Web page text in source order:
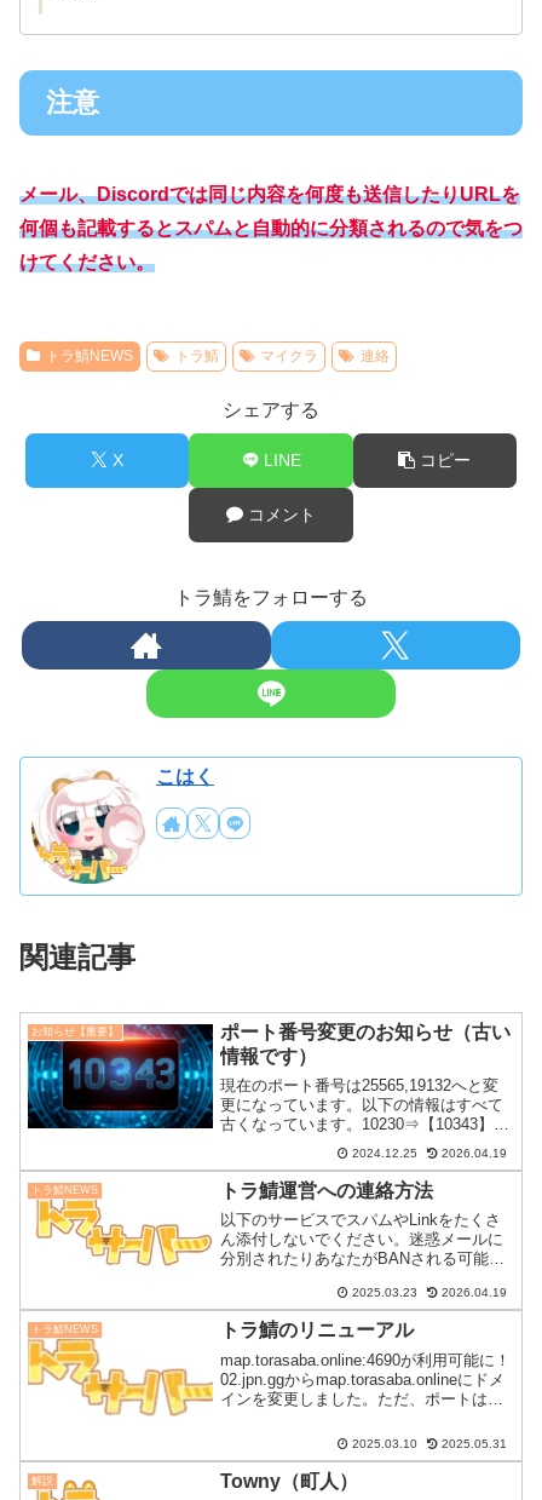
注意
メール、Discordでは同じ内容を何度も送信したりURLを
何個も記載するとスパムと自動的に分類されるので気をつ
けてください。
トラ鯖NEWS トラ鯖 マイクラ 連絡
シェアする
X LINE コピー
コメント
トラ鯖をフォローする
こはく
関連記事
お知らせ【重要】
ポート番号変更のお知らせ（古い
情報です）
現在のポート番号は25565,19132へと変
更になっています。以下の情報はすべて
古くなっています。10230⇒【10343】に
新しく（情報が古いです）今回、ポート
番号がすべて共通で10343になりました
のでこれから入られる方、今までも入
っ...
2024.12.25 2026.04.19
トラ鯖NEWS トラ鯖運営への連絡方法
以下のサービスでスパムやLinkをたくさ
ん添付しないでください。迷惑メールに
分別されたりあなたがBANされる可能性
ポートサーバー上の2つが、公式サーバー
です。基本メインサーバーでお問い合わ
せをする...
2025.03.23 2026.04.19
トラ鯖NEWS トラ鯖のリニューアル
map.torasaba.online:4690が利用可能に！
02.jpn.ggからmap.torasaba.onlineにドメ
インを変更しました。ただ、ポートは変
修少し、マップの改修をします。追加
要...
2025.03.10 2025.05.31
解説 Towny（町人）